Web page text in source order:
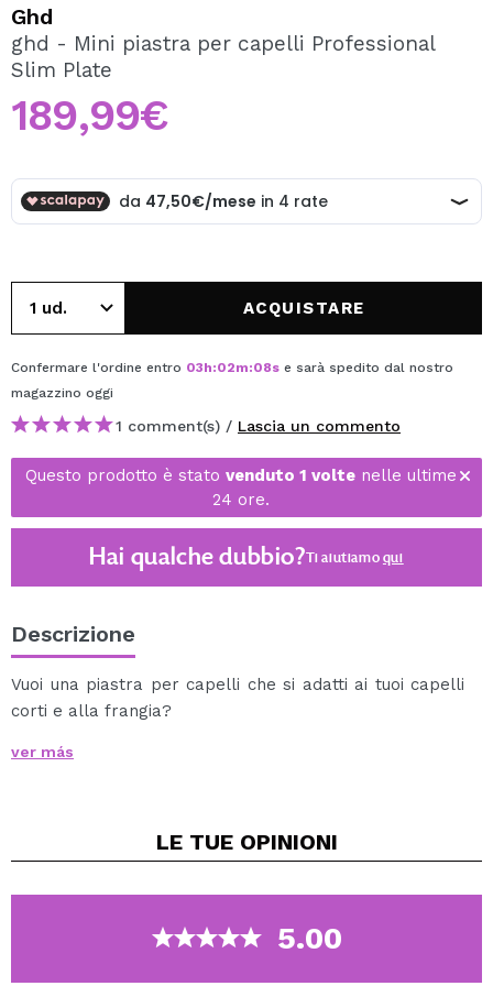
Creando un account su Maquibeauty.it potrai fare i tuoi
acquisti velocemente, controllare lo stato dei tuoi ordini e
Ghd
ghd - Mini piastra per capelli Professional
Slim Plate
189,99€
ACQUISTARE
Confermare l'ordine entro 03h:02m:08s e sarà spedito dal nostro
magazzino oggi
1 comment(s) / Lascia un commento
Questo prodotto è stato venduto 1 volte nelle ultime
24 ore.
Hai qualche dubbio?Ti aiutiamoqui
Descrizione
Vuoi una piastra per capelli che si adatti ai tuoi capelli
corti e alla frangia?
per capelli Professional Slim Plate
misura perfetta per lavorare sui capelli corti.
precisione, offrendo una perfetta modellatura dalla
Realizzati con capelli corti, frangia in mente e per
ver más
LE TUE OPINIONI
5.00